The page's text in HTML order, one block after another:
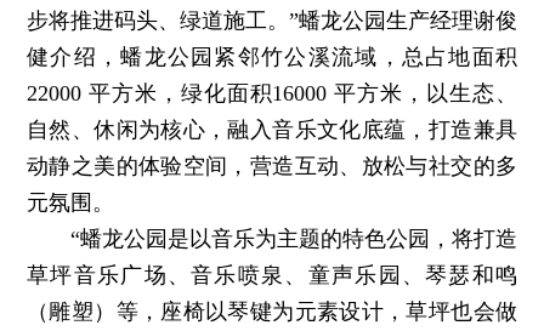
步将推进码头、绿道施工。”蟠龙公园生产经理谢俊
健介绍，蟠龙公园紧邻竹公溪流域，总占地面积
22000 平方米，绿化面积16000 平方米，以生态、
自然、休闲为核心，融入音乐文化底蕴，打造兼具
动静之美的体验空间，营造互动、放松与社交的多
元氛围。
“蟠龙公园是以音乐为主题的特色公园，将打造
草坪音乐广场、音乐喷泉、童声乐园、琴瑟和鸣
（雕塑）等，座椅以琴键为元素设计，草坪也会做